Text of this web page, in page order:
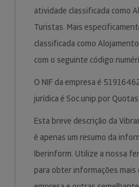
atividade classificada como
Turistas. Mais
classificada como
com o seguinte código
O NIF da empresa é
jurídica é Soc.unip.por Quotas.
Esta breve descrição da
é apenas um resumo da
Iberinform. Utilize a nossa
para obter informações